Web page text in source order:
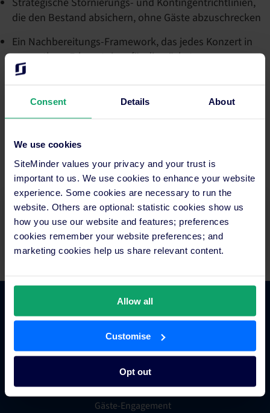
Consent Details About
We use cookies
SiteMinder values your privacy and your trust is
important to us. We use cookies to enhance your website
experience. Some cookies are necessary to run the
website. Others are optional: statistic cookies show us
how you use our website and features; preferences
cookies remember your website preferences; and
marketing cookies help us share relevant content.
Allow all
Customise
Opt out
die den Bestand absichern, ohne Gäste abzuschrecken
Ein Nachbereitungs-Framework, das jedes Konzert in
verwertbare Erkenntnisse für die nächste
Veranstaltung verwandelt
Füllen Sie einfach das Formular aus, um den vollständigen
Leitfaden herunterzuladen – und machen Sie die
Hotels.
Füllen Sie das Formular aus, um Ihr Exemplar zu
erhalten
Hotel Commerce
Hotel Channel Manager
Hotel Metasuche
Globales Distributionssystem
Gäste-Engagement